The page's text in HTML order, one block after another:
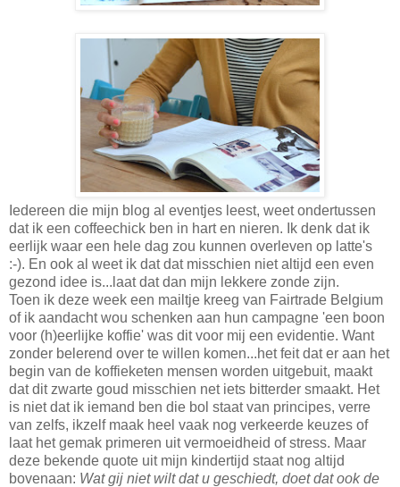
Iedereen die mijn blog al eventjes leest, weet ondertussen
dat ik een coffeechick ben in hart en nieren. Ik denk dat ik
eerlijk waar een hele dag zou kunnen overleven op latte's
:-). En ook al weet ik dat dat misschien niet altijd een even
gezond idee is...laat dat dan mijn lekkere zonde zijn.
Toen ik deze week een mailtje kreeg van Fairtrade Belgium
of ik aandacht wou schenken aan hun campagne 'een boon
voor (h)eerlijke koffie' was dit voor mij een evidentie. Want
zonder belerend over te willen komen...het feit dat er aan het
begin van de koffieketen mensen worden uitgebuit, maakt
dat dit zwarte goud misschien net iets bitterder smaakt. Het
is niet dat ik iemand ben die bol staat van principes, verre
van zelfs, ikzelf maak heel vaak nog verkeerde keuzes of
laat het gemak primeren uit vermoeidheid of stress. Maar
deze bekende quote uit mijn kindertijd staat nog altijd
bovenaan: Wat gij niet wilt dat u geschiedt, doet dat ook de